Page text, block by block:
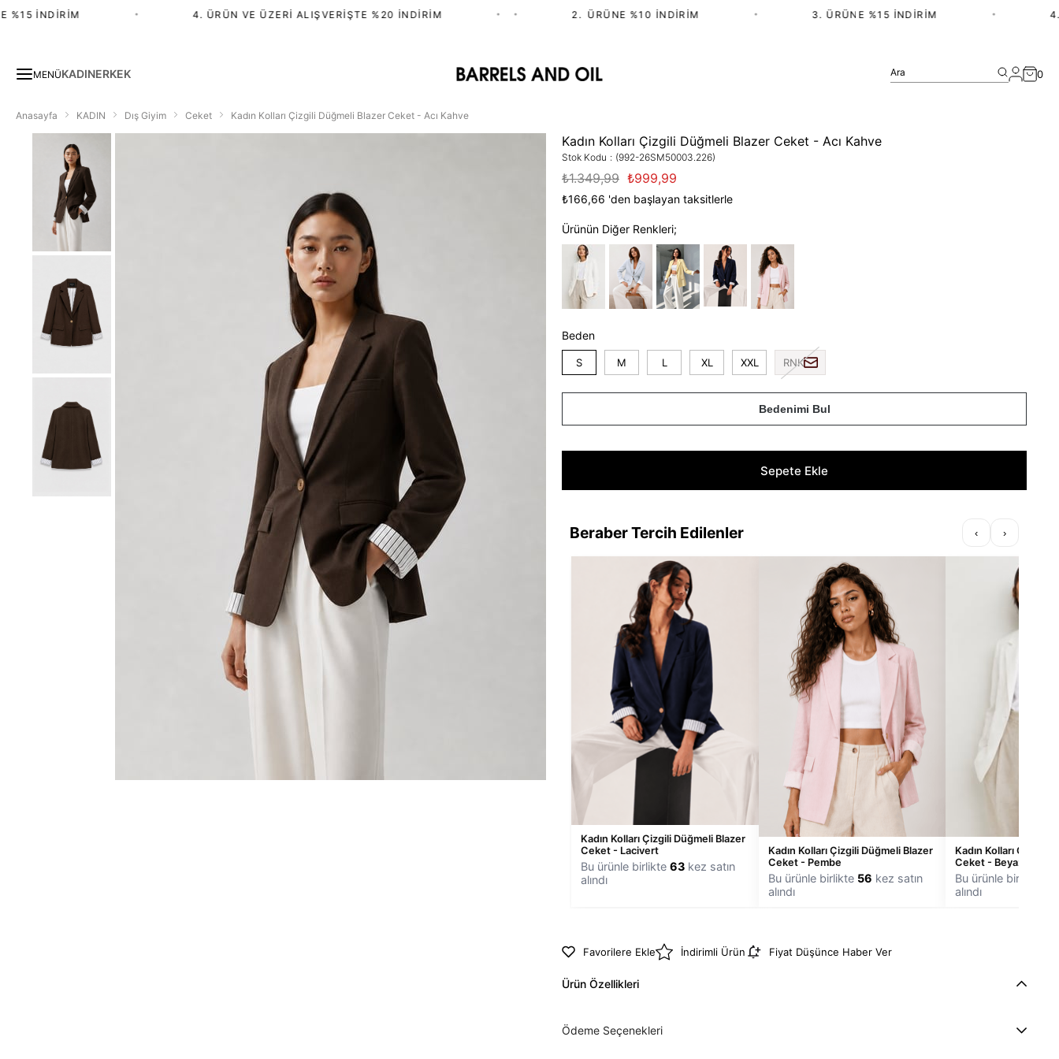
İNDIRIM 4. ÜRÜN VE ÜZERI ALIŞVERIŞTE %20 İNDIRIM • 2.⁠ ⁠ÜRÜNE %10 İNDIRIM 3. ÜRÜNE %15 İNDIRIM 4.
MENÜKADINERKEK Ara 0
Anasayfa KADIN Dış Giyim Ceket Kadın Kolları Çizgili Düğmeli Blazer Ceket - Acı Kahve
Kadın Kolları Çizgili Düğmeli Blazer Ceket - Acı Kahve
Stok Kodu (992-26SM50003.226)
₺1.349,99 ₺999,99
₺166,66 'den başlayan taksitlerle
Ürünün Diğer Renkleri;
Beden
S M L XL XXL RNK
Bedenimi Bul
Beraber Tercih Edilenler ‹ ›
Kadın Kolları Çizgili Düğmeli Blazer
Ceket - Lacivert
Bu ürünle birlikte 63 kez satın
alındı
Kadın Kolları Çizgili Düğmeli Blazer
Ceket - Pembe
Bu ürünle birlikte 56 kez satın
alındı
Kadın Kolları Çizgili
Ceket - Beyaz
Bu ürünle birlikte
alındı
Favorilere Ekle İndirimli Ürün Fiyat Düşünce Haber Ver
Ürün Özellikleri
Ödeme Seçenekleri